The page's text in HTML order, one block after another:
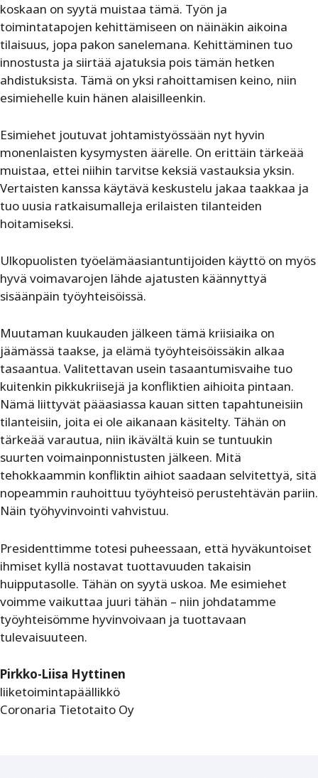
koskaan on syytä muistaa tämä. Työn ja
toimintatapojen kehittämiseen on näinäkin aikoina
tilaisuus, jopa pakon sanelemana. Kehittäminen tuo
innostusta ja siirtää ajatuksia pois tämän hetken
ahdistuksista. Tämä on yksi rahoittamisen keino, niin
esimiehelle kuin hänen alaisilleenkin.
Esimiehet joutuvat johtamistyössään nyt hyvin
monenlaisten kysymysten äärelle. On erittäin tärkeää
muistaa, ettei niihin tarvitse keksiä vastauksia yksin.
Vertaisten kanssa käytävä keskustelu jakaa taakkaa ja
tuo uusia ratkaisumalleja erilaisten tilanteiden
hoitamiseksi.
Ulkopuolisten työelämäasiantuntijoiden käyttö on myös
hyvä voimavarojen lähde ajatusten käännyttyä
sisäänpäin työyhteisöissä.
Muutaman kuukauden jälkeen tämä kriisiaika on
jäämässä taakse, ja elämä työyhteisöissäkin alkaa
tasaantua. Valitettavan usein tasaantumisvaihe tuo
kuitenkin pikkukriisejä ja konfliktien aihioita pintaan.
Nämä liittyvät pääasiassa kauan sitten tapahtuneisiin
tilanteisiin, joita ei ole aikanaan käsitelty. Tähän on
tärkeää varautua, niin ikävältä kuin se tuntuukin
suurten voimainponnistusten jälkeen. Mitä
tehokkaammin konfliktin aihiot saadaan selvitettyä, sitä
nopeammin rauhoittuu työyhteisö perustehtävän pariin.
Näin työhyvinvointi vahvistuu.
Presidenttimme totesi puheessaan, että hyväkuntoiset
ihmiset kyllä nostavat tuottavuuden takaisin
huipputasolle. Tähän on syytä uskoa. Me esimiehet
voimme vaikuttaa juuri tähän – niin johdatamme
työyhteisömme hyvinvoivaan ja tuottavaan
tulevaisuuteen.
Pirkko-Liisa Hyttinen
liiketoimintapäällikkö
Coronaria Tietotaito Oy